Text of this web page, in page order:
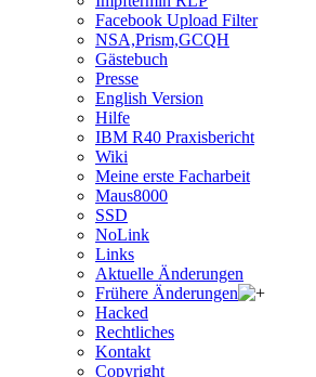
Facebook Upload Filter
NSA,Prism,GCQH
Gästebuch
Presse
English Version
Hilfe
IBM R40 Praxisbericht
Wiki
Meine erste Facharbeit
Maus8000
SSD
NoLink
Links
Aktuelle Änderungen
Frühere Änderungen
Hacked
Rechtliches
Kontakt
Copyright